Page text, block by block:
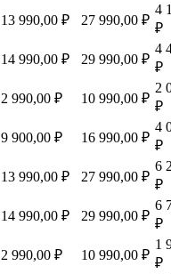
13 990,00 ₽ 27 990,00 ₽
4
₽
14 990,00 ₽ 29 990,00 ₽
4
₽
2 990,00 ₽ 10 990,00 ₽
2
₽
9 900,00 ₽ 16 990,00 ₽
4
₽
13 990,00 ₽ 27 990,00 ₽
6
₽
14 990,00 ₽ 29 990,00 ₽
6
₽
2 990,00 ₽ 10 990,00 ₽
1
₽